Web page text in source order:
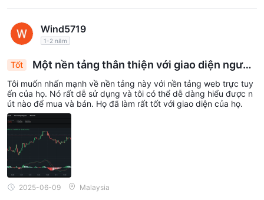
Wind5719
1-2 năm
Tốt
Một nền tảng thân thiện với giao diện người
dùng
Tôi muốn nhấn mạnh về nền tảng này với nền tảng web trực tuy
ến của họ. Nó rất dễ sử dụng và tôi có thể dễ dàng hiểu được n
út nào để mua và bán. Họ đã làm rất tốt với giao diện của họ.
2025-06-09 Malaysia